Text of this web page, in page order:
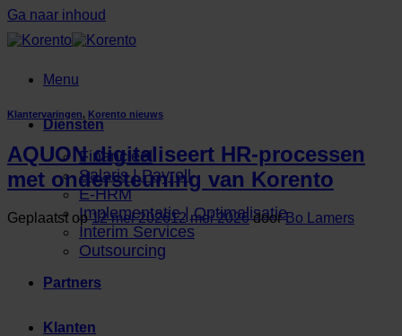
Ga naar inhoud
Menu
Diensten
Financieel
Salaris | Payroll
E-HRM
Implementatie | Optimalisatie
Interim Services
Outsourcing
Partners
Klanten
Klantervaringen, Korento nieuws
AQUON digitaliseert HR-processen
met ondersteuning van Korento
Geplaatst op12 mei 202612 mei 2026 doorBo Lamers